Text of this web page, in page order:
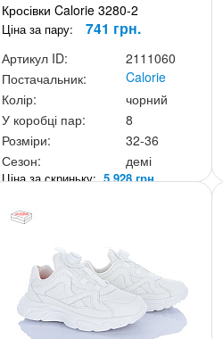
Кросівки Calorie 3280-2
Ціна за пару: 741 грн.
Артикул ID:
2111060
Постачальник:
Calorie
Колір:
чорний
У коробці пар:
8
Розміри:
32-36
Сезон:
демі
Ціна за скриньку:5 928 грн.